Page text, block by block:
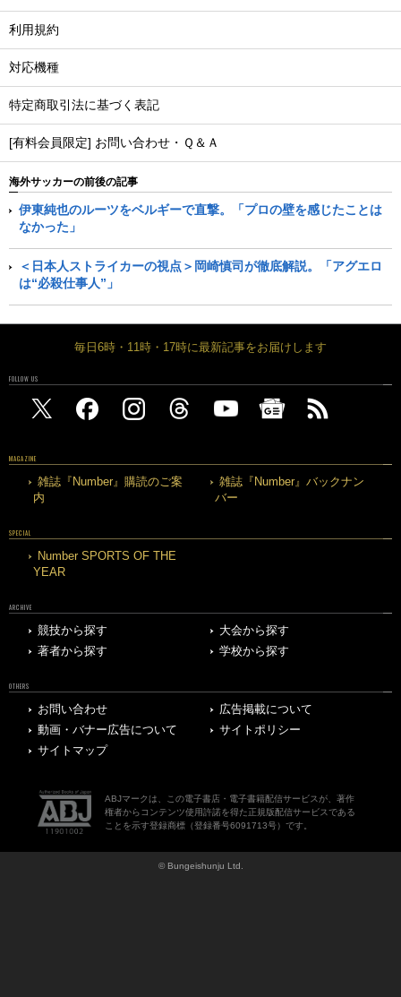
利用規約
対応機種
特定商取引法に基づく表記
[有料会員限定] お問い合わせ・Ｑ＆Ａ
海外サッカーの前後の記事
伊東純也のルーツをベルギーで直撃。「プロの壁を感じたことは
なかった」
＜日本人ストライカーの視点＞岡崎慎司が徹底解説。「アグエロ
は“必殺仕事人”」
毎日6時・11時・17時に最新記事をお届けします
FOLLOW US
MAGAZINE
雑誌『Number』購読のご案
内
雑誌『Number』バックナン
バー
SPECIAL
Number SPORTS OF THE
YEAR
ARCHIVE
競技から探す
大会から探す
著者から探す
学校から探す
OTHERS
お問い合わせ
広告掲載について
動画・バナー広告について
サイトポリシー
サイトマップ
ABJマークは、この電子書店・電子書籍配信サービスが、著作
権者からコンテンツ使用許諾を得た正規版配信サービスである
ことを示す登録商標（登録番号6091713号）です。
© Bungeishunju Ltd.